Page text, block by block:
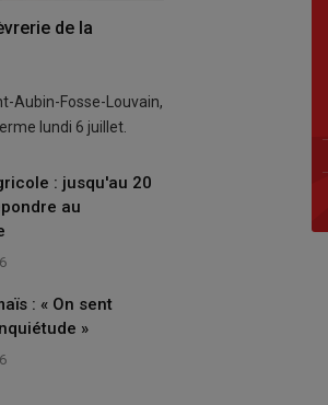
de la
Aubin-Fosse-Louvain,
lundi 6 juillet.
: jusqu'au 20
au
: « On sent
»